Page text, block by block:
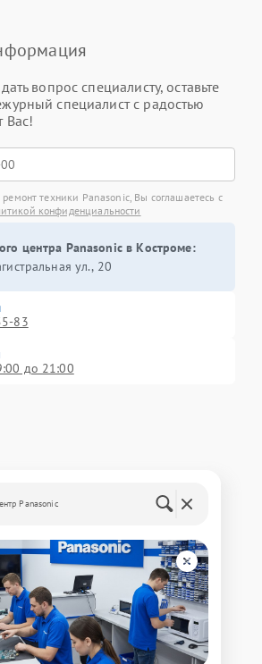
вопрос специалисту, оставьте
специалист с радостью
Вас!
техники Panasonic, Вы соглашаетесь с
конфиденциальности
центра Panasonic в Костроме:
ул., 20
83
до 21:00
Panasonic